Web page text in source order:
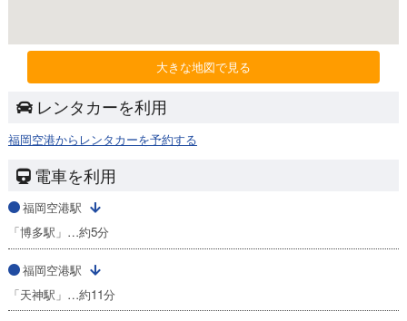
大きな地図で見る
レンタカーを利用
福岡空港からレンタカーを予約する
電車を利用
福岡空港駅
「博多駅」…約5分
福岡空港駅
「天神駅」…約11分